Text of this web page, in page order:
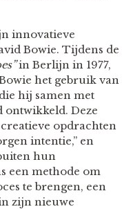
innovatieve
Bowie. Tijdens de
in Berlijn in 1977,
het gebruik van
hij samen met
ontwikkeld. Deze
opdrachten
intentie,” en
hun
een methode om
te brengen, een
zijn nieuwe